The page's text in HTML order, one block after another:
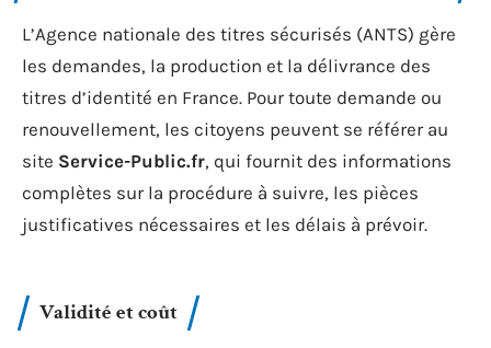
L’Agence nationale des titres sécurisés (ANTS) gère
les demandes, la production et la délivrance des
titres d’identité en France. Pour toute demande ou
renouvellement, les citoyens peuvent se référer au
site Service-Public.fr, qui fournit des informations
complètes sur la procédure à suivre, les pièces
justificatives nécessaires et les délais à prévoir.
Validité et coût